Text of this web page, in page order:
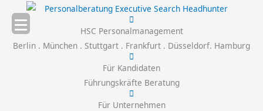
Inhalt
springen
HSC Personalmanagement
Berlin . München . Stuttgart . Frankfurt . Düsseldorf. Hamburg
Für Kandidaten
Führungskräfte Beratung
Für Unternehmen